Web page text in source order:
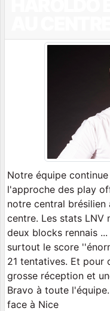
Notre équipe
l'approche des play
notre central brésilien
centre. Les stats LNV
deux blocks rennais
surtout le score
21 tentatives. Et pour
grosse réception et
Bravo à toute
face à Nice